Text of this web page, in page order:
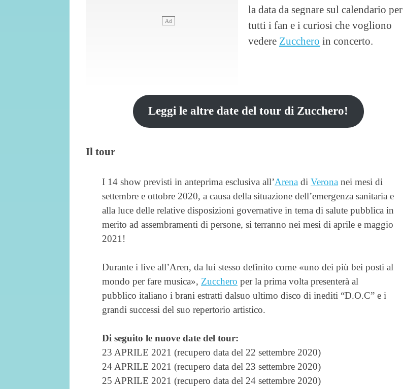
la data da segnare sul calendario per
tutti i fan e i curiosi che vogliono
vedere Zucchero in concerto.
Leggi le altre date del tour di Zucchero!
Il tour
I 14 show previsti in anteprima esclusiva all’Arena di Verona nei mesi di
settembre e ottobre 2020, a causa della situazione dell’emergenza sanitaria e
alla luce delle relative disposizioni governative in tema di salute pubblica in
merito ad assembramenti di persone, si terranno nei mesi di aprile e maggio
2021!
Durante i live all’Aren, da lui stesso definito come «uno dei più bei posti al
mondo per fare musica», Zucchero per la prima volta presenterà al
pubblico italiano i brani estratti dalsuo ultimo disco di inediti “D.O.C” e i
grandi successi del suo repertorio artistico.
Di seguito le nuove date del tour:
23 APRILE 2021 (recupero data del 22 settembre 2020)
24 APRILE 2021 (recupero data del 23 settembre 2020)
25 APRILE 2021 (recupero data del 24 settembre 2020)